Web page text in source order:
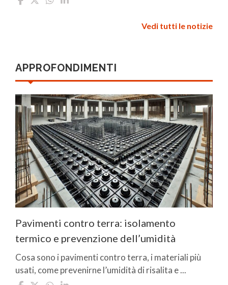
Vedi tutti le notizie
APPROFONDIMENTI
Pavimenti contro terra: isolamento
termico e prevenzione dell’umidità
Cosa sono i pavimenti contro terra, i materiali più
usati, come prevenirne l’umidità di risalita e ...